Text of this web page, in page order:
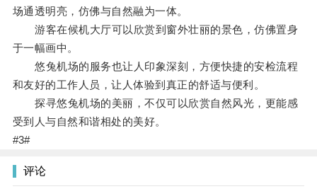
场通透明亮，仿佛与自然融为一体。
游客在候机大厅可以欣赏到窗外壮丽的景色，仿佛置身
于一幅画中。
悠兔机场的服务也让人印象深刻，方便快捷的安检流程
和友好的工作人员，让人体验到真正的舒适与便利。
探寻悠兔机场的美丽，不仅可以欣赏自然风光，更能感
受到人与自然和谐相处的美好。
#3#
评论